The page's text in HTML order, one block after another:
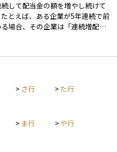
して配当金の額を増やし続けて
とえば、ある企業が5年連続で前
場合、その企業は「連続増配企
、10年以上連続増配している企
うえで、大きな判断材料のひと
> さ行 > た行
> ま行 > や行